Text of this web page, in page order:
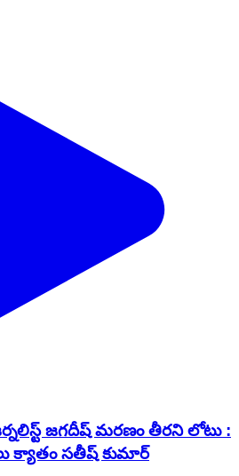
జగదీష్ మరణం తీరని లోటు :
క్యాతం సతీష్ కుమార్